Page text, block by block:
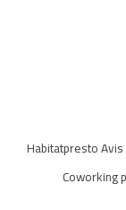
Habitatpresto
Coworking